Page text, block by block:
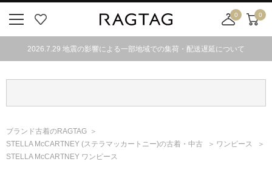
気
0
舗
カ
0
2026.7.29 地震の影響による一部地域での集荷・配送遅延について
ブランド古着のRAGTAG
STELLA McCARTNEY (ステラマッカートニー)の古着・中古
ワンピース
STELLA McCARTNEY ワンピース